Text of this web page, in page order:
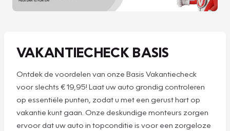
VAKANTIECHECK BASIS
Ontdek de voordelen van onze Basis Vakantiecheck
voor slechts € 19,95! Laat uw auto grondig controleren
op essentiële punten, zodat u met een gerust hart op
vakantie kunt gaan. Onze deskundige monteurs zorgen
ervoor dat uw auto in topconditie is voor een zorgeloze